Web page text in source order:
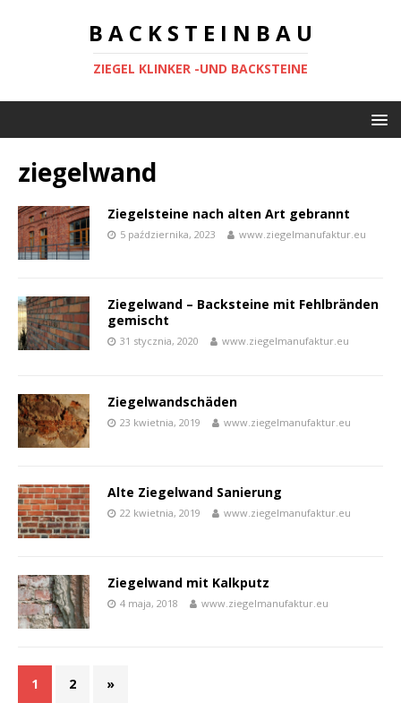
B A C K S T E I N B A U
ZIEGEL KLINKER -UND BACKSTEINE
ziegelwand
Ziegelsteine nach alten Art gebrannt
5 października, 2023 www.ziegelmanufaktur.eu
Ziegelwand – Backsteine mit Fehlbränden
gemischt
31 stycznia, 2020 www.ziegelmanufaktur.eu
Ziegelwandschäden
23 kwietnia, 2019 www.ziegelmanufaktur.eu
Alte Ziegelwand Sanierung
22 kwietnia, 2019 www.ziegelmanufaktur.eu
Ziegelwand mit Kalkputz
4 maja, 2018 www.ziegelmanufaktur.eu
1 2 »